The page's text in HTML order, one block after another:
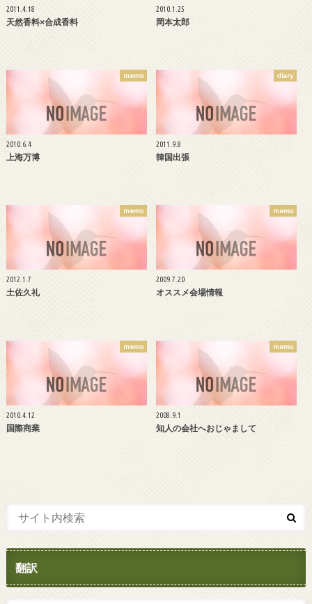
2011.4.18
天然香料×合成香料
2010.1.25
岡本太郎
memo
2010.6.4
上海万博
diary
2011.9.8
韓国出張
memo
2012.1.7
土佐久礼
memo
2009.7.20
オススメ会場情報
memo
2010.4.12
国際商業
memo
2008.9.1
知人の会社へおじゃまして
翻訳